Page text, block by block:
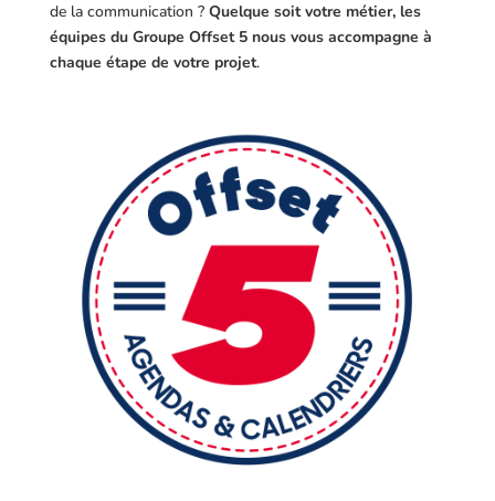
de la communication ? Quelque soit votre métier, les
équipes du Groupe Offset 5 nous vous accompagne à
chaque étape de votre projet.